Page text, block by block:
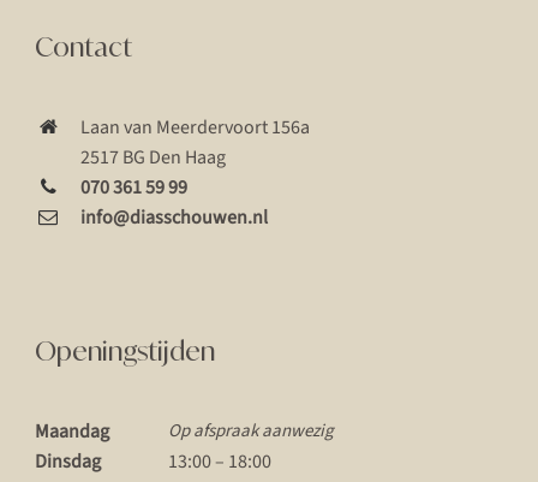
Contact
Laan van Meerdervoort 156a
2517 BG Den Haag
070 361 59 99
info@diasschouwen.nl
Openingstijden
Maandag Op afspraak aanwezig
Dinsdag
13:00 – 18:00